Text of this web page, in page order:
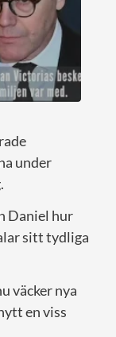
under
Daniel hur
sitt tydliga
väcker nya
en viss